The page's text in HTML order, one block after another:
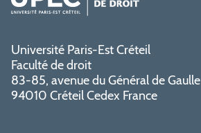
Université Paris-Est Créteil
Faculté de droit
83-85, avenue du Général de Gaulle
94010 Créteil Cedex France